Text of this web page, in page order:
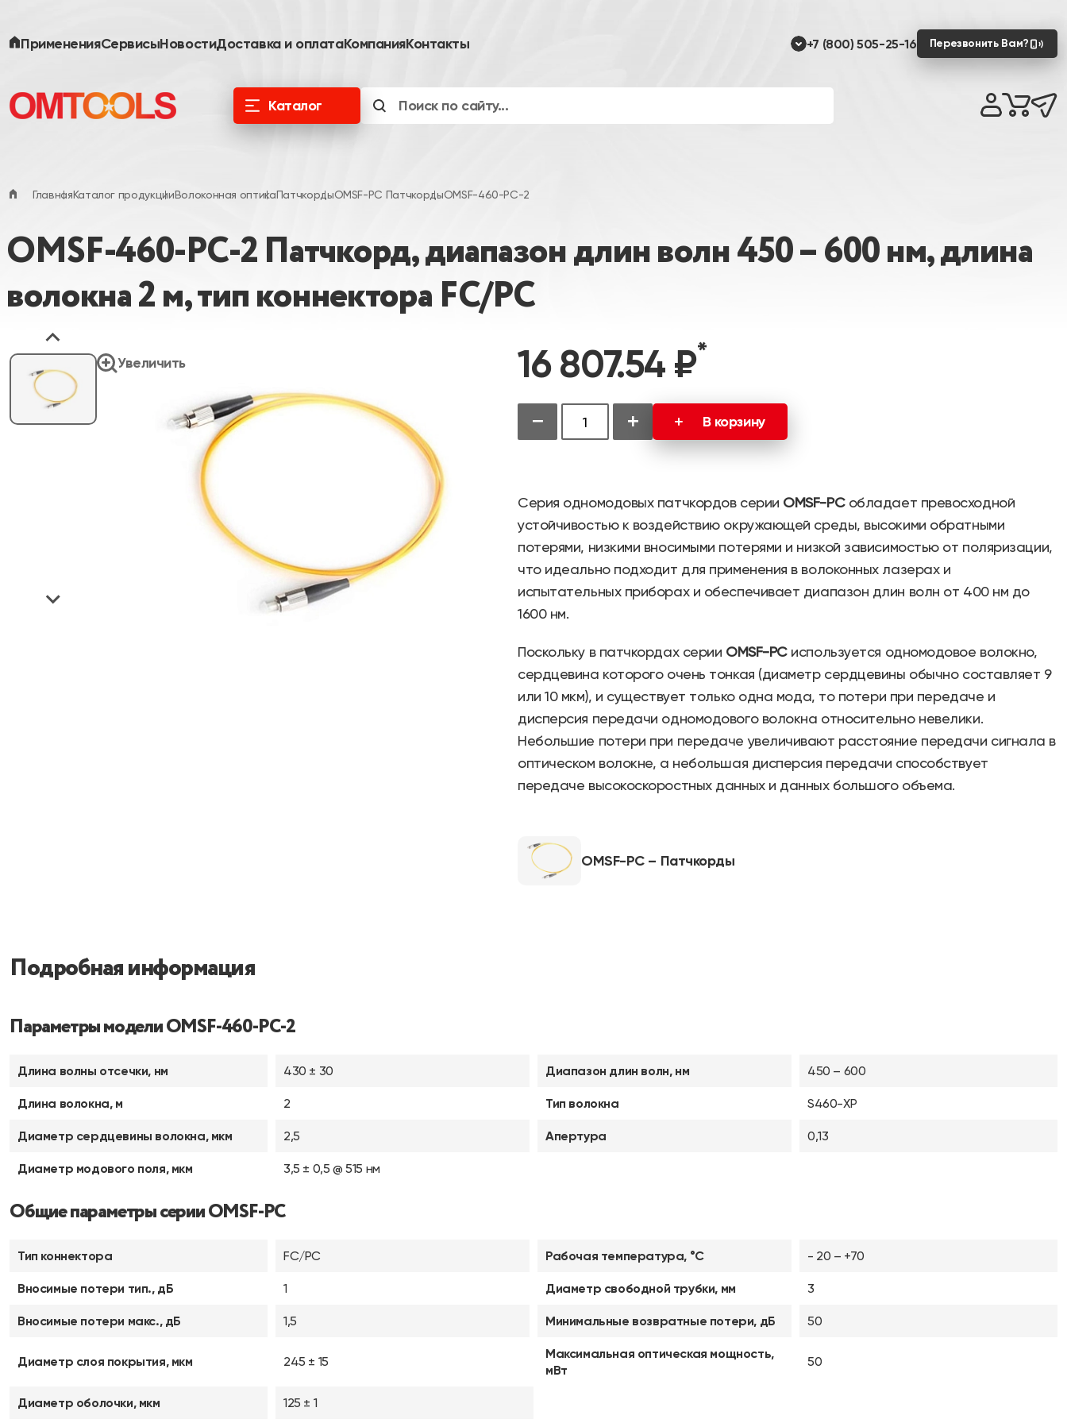
ПримененияСервисыНовостиДоставка и оплатаКомпанияКонтакты +7 (800) 505-25-16 Перезвонить Вам?
Каталог
ГлавнаяКаталог продукцииВолоконная оптикаПатчкордыOMSF-PC ПатчкордыOMSF-460-PC-2
OMSF-460-PC-2 Патчкорд, диапазон длин волн 450 – 600 нм, длина
волокна 2 м, тип коннектора FC/PC
Увеличить 16 807.54 ₽*
− + В корзину
Серия одномодовых патчкордов серии OMSF-PC обладает превосходной
устойчивостью к воздействию окружающей среды, высокими обратными
потерями, низкими вносимыми потерями и низкой зависимостью от поляризации,
что идеально подходит для применения в волоконных лазерах и
испытательных приборах и обеспечивает диапазон длин волн от 400 нм до
1600 нм.
Поскольку в патчкордах серии OMSF-PCиспользуется одномодовое волокно,
сердцевина которого очень тонкая (диаметр сердцевины обычно составляет 9
или 10 мкм), и существует только одна мода, то потери при передаче и
дисперсия передачи одномодового волокна относительно невелики.
Небольшие потери при передаче увеличивают расстояние передачи сигнала в
оптическом волокне, а небольшая дисперсия передачи способствует
передаче высокоскоростных данных и данных большого объема.
OMSF-PC – Патчкорды
Подробная информация
Параметры модели OMSF-460-PC-2
Длина волны отсечки, нм 430 ± 30 Диапазон длин волн, нм 450 – 600
Длина волокна, м 2 Тип волокна S460-XP
Диаметр сердцевины волокна, мкм 2,5 Апертура 0,13
Диаметр модового поля, мкм 3,5 ± 0,5 @ 515 нм
Общие параметры серии OMSF-PC
Тип коннектора FC/PC Рабочая температура, °C - 20 – +70
Вносимые потери тип., дБ 1 Диаметр свободной трубки, мм 3
Вносимые потери макс., дБ 1,5 Минимальные возвратные потери, дБ 50
Диаметр слоя покрытия, мкм 245 ± 15
Максимальная оптическая мощность,
мВт
50
Диаметр оболочки, мкм 125 ± 1